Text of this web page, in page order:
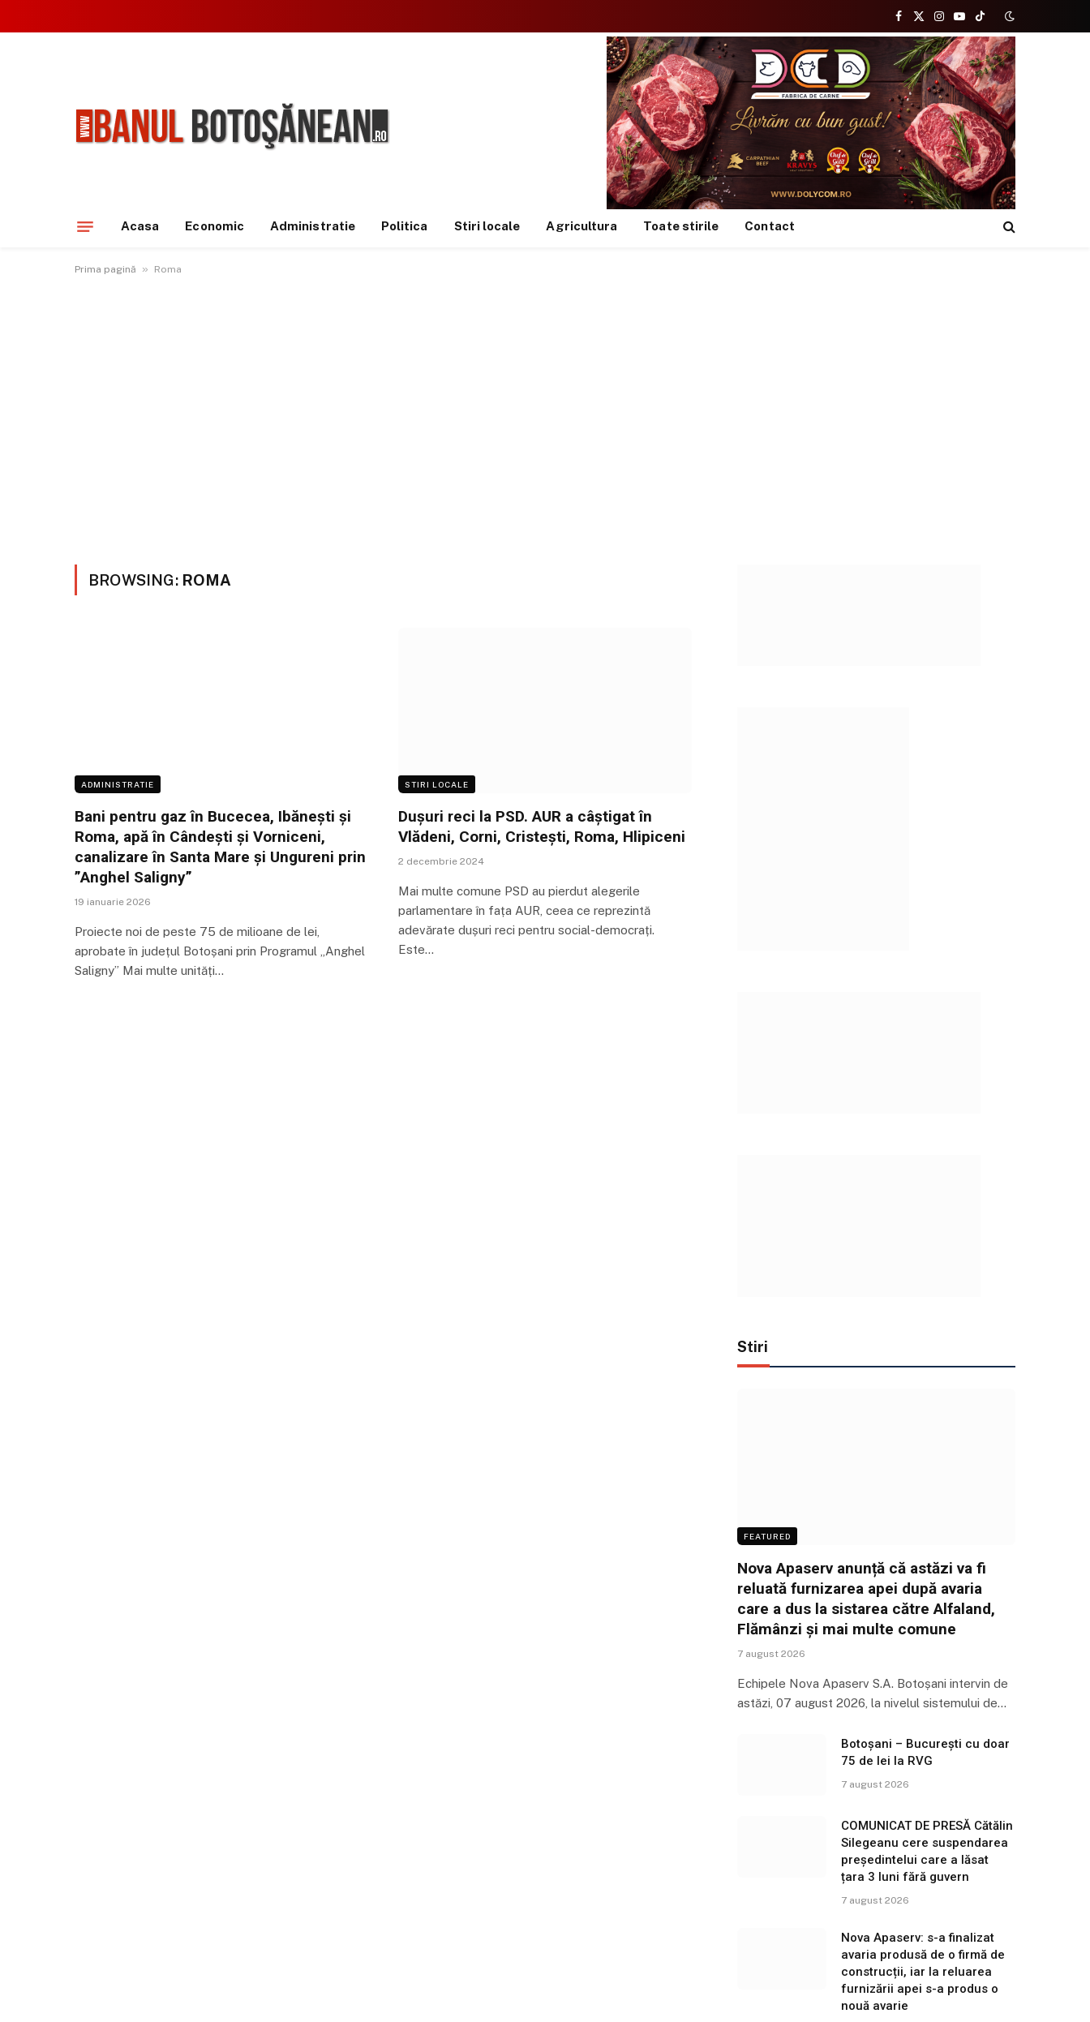
Facebook
X
(Twitter)
Instagram
YouTubeTikTok
Acasa Economic Administratie Politica Stiri locale Agricultura Toate stirile Contact
Prima pagină » Roma
BROWSING: ROMA
ADMINISTRATIE
Bani pentru gaz în Bucecea, Ibănești și
Roma, apă în Cândești și Vorniceni,
canalizare în Santa Mare și Ungureni prin
”Anghel Saligny”
19 ianuarie 2026
Proiecte noi de peste 75 de milioane de lei,
aprobate în județul Botoșani prin Programul „Anghel
Saligny” Mai multe unități…
STIRI LOCALE
Dușuri reci la PSD. AUR a câștigat în
Vlădeni, Corni, Cristești, Roma, Hlipiceni
2 decembrie 2024
Mai multe comune PSD au pierdut alegerile
parlamentare în fața AUR, ceea ce reprezintă
adevărate dușuri reci pentru social-democrați.
Este…
Stiri
FEATURED
Nova Apaserv anunță că astăzi va fi
reluată furnizarea apei după avaria
care a dus la sistarea către Alfaland,
Flămânzi și mai multe comune
7 august 2026
Echipele Nova Apaserv S.A. Botoșani intervin de
astăzi, 07 august 2026, la nivelul sistemului de…
Botoșani – București cu doar
75 de lei la RVG
7 august 2026
COMUNICAT DE PRESĂ Cătălin
Silegeanu cere suspendarea
președintelui care a lăsat
țara 3 luni fără guvern
7 august 2026
Nova Apaserv: s-a finalizat
avaria produsă de o firmă de
construcții, iar la reluarea
furnizării apei s-a produs o
nouă avarie